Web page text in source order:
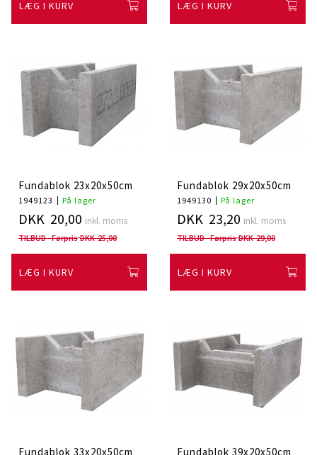
LÆG I KURV LÆG I KURV
Fundablok 23x20x50cm
1949123 På lager
DKK 20,00 inkl. moms
TILBUD - Førpris DKK 25,00
LÆG I KURV
Fundablok 29x20x50cm
1949130 På lager
DKK 23,20 inkl. moms
TILBUD - Førpris DKK 29,00
LÆG I KURV
Fundablok 33x20x50cm Fundablok 39x20x50cm